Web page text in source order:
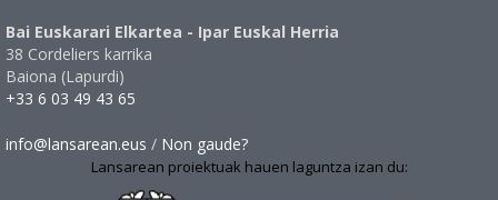
Bai Euskarari Elkartea - Ipar Euskal Herria
38 Cordeliers karrika
Baiona (Lapurdi)
+33 6 03 49 43 65
info@lansarean.eus / Non gaude?
Lansarean proiektuak hauen laguntza izan du: